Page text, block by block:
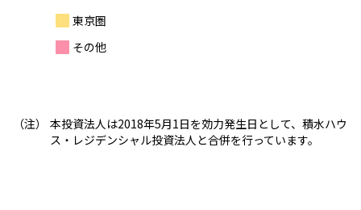
東京圏
その他
本投資法人は2018年5月1日を効力発生日として、積水ハウ
ス・レジデンシャル投資法人と合併を行っています。